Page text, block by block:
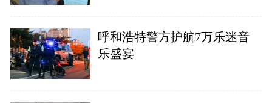
呼和浩特警方护航7万乐迷音
乐盛宴